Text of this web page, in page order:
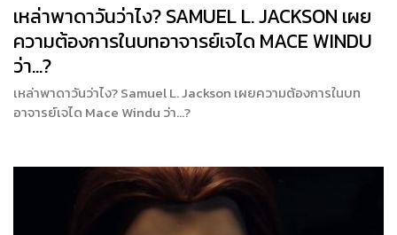
เหล่าพาดาวันว่าไง? SAMUEL L. JACKSON เผย
ความต้องการในบทอาจารย์เจได MACE WINDU
ว่า…?
เหล่าพาดาวันว่าไง? Samuel L. Jackson เผยความต้องการในบท
อาจารย์เจได Mace Windu ว่า…?